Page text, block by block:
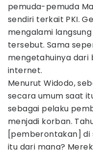
pemuda-pemuda
sendiri terkait PKI.
mengalami
tersebut. Sama
mengetahuinya dari
internet.
Menurut Widodo,
secara umum saat
sebagai pelaku
menjadi korban.
[pemberontakan] di
itu dari mana?